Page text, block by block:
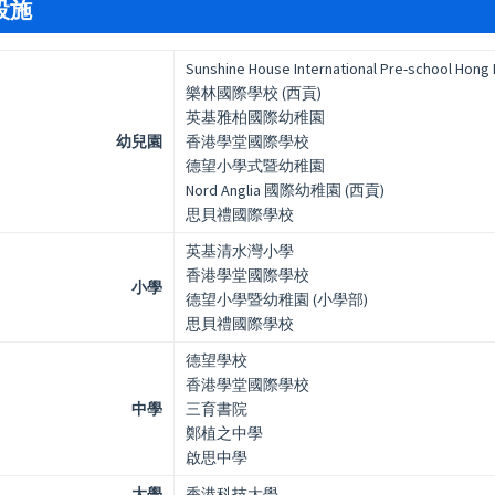
施
幼兒園
Sunshine House International Pre-school Hong
樂林國際學校 (西貢)
英基雅柏國際幼稚園
香港學堂國際學校
德望小學式暨幼稚園
Nord Anglia 國際幼稚園 (西貢)
思貝禮國際學校
小學
英基清水灣小學
香港學堂國際學校
德望小學暨幼稚園 (小學部)
思貝禮國際學校
中學
德望學校
香港學堂國際學校
三育書院
鄭植之中學
啟思中學